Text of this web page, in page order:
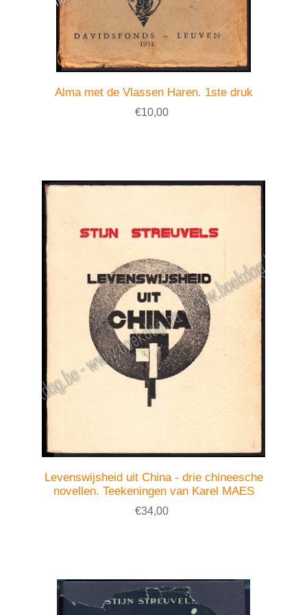
Alma met de Vlassen Haren. 1ste druk
€10,00
Levenswijsheid uit China - drie chineesche
novellen. Teekeningen van Karel MAES
€34,00